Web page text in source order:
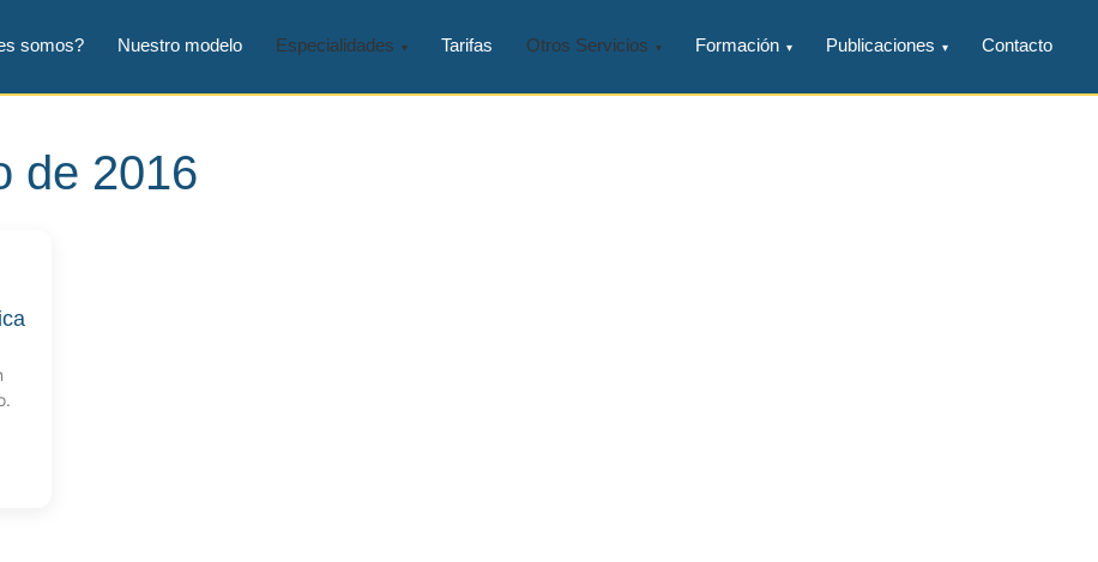
somos? Nuestro modelo Especialidades Tarifas Otros Servicios Formación Publicaciones Contacto
de 2016